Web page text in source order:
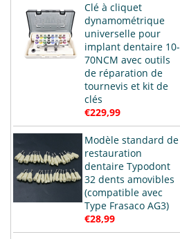
Clé à cliquet
dynamométrique
universelle pour
implant dentaire 10-
70NCM avec outils
de réparation de
tournevis et kit de
clés
€229,99
Modèle standard de
restauration
dentaire Typodont
32 dents amovibles
(compatible avec
Type Frasaco AG3)
€28,99